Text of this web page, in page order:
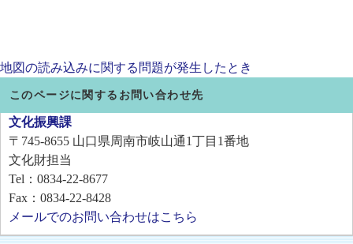
地図の読み込みに関する問題が発生したとき
このページに関するお問い合わせ先
文化振興課
〒745-8655 山口県周南市岐山通1丁目1番地
文化財担当
Tel：0834-22-8677
Fax：0834-22-8428
メールでのお問い合わせはこちら